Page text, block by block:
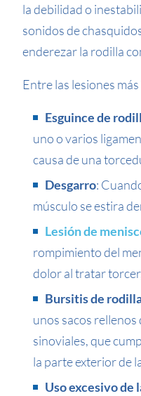
la debilidad o
sonidos de
enderezar la rodilla
Entre las lesiones
Esguince de
uno o varios
causa de una
Desgarro:
músculo se estira
Lesión de
rompimiento del
dolor al tratar
Bursitis de
unos sacos
sinoviales, que
la parte exterior de
Uso excesivo de